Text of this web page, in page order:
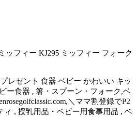
ッフィー KJ295 ミッフィー フォーク
レゼント 食器 ベビー かわいい キッ
ー食器 , 箸・スプーン・フォーク,ベ
＼ママ割登録でP2
ィ , 授乳用品・ベビー用食事用品 , ベ